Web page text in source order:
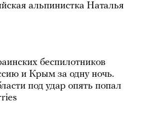
альпинистка Наталья
беспилотников
и Крым за одну ночь.
под удар опять попал